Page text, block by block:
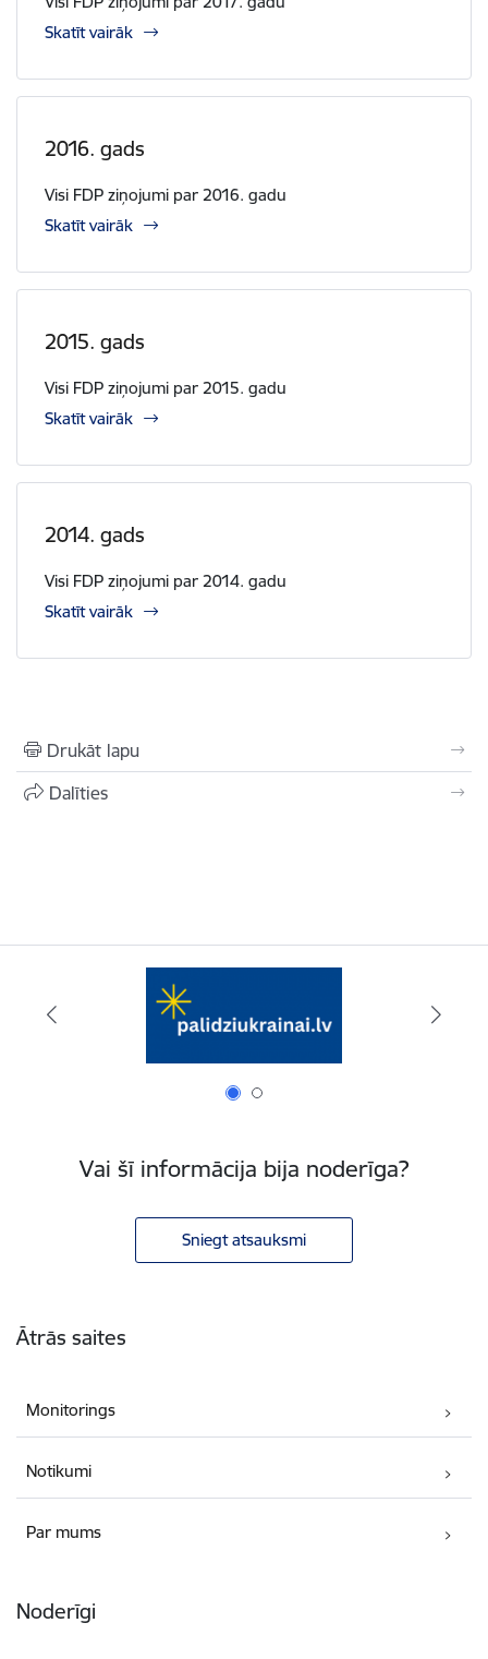
Skatīt vairāk
2016. gads
Visi FDP ziņojumi par 2016. gadu
Skatīt vairāk
2015. gads
Visi FDP ziņojumi par 2015. gadu
Skatīt vairāk
2014. gads
Visi FDP ziņojumi par 2014. gadu
Skatīt vairāk
Drukāt lapu
Dalīties
Vai šī informācija bija noderīga?
Sniegt atsauksmi
Ātrās saites
Monitorings
Notikumi
Par mums
Noderīgi